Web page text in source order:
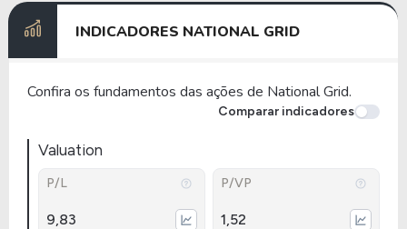
INDICADORES NATIONAL GRID
Confira os fundamentos das ações de National Grid.
Comparar indicadores
Valuation
P/L
9,83
P/VP
1,52